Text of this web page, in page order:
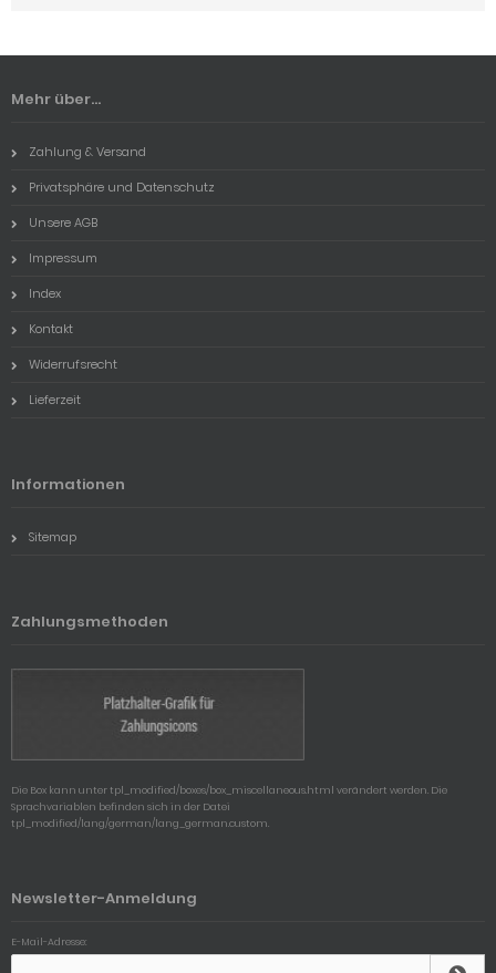
Mehr über...
Zahlung & Versand
Privatsphäre und Datenschutz
Unsere AGB
Impressum
Index
Kontakt
Widerrufsrecht
Lieferzeit
Informationen
Sitemap
Zahlungsmethoden
Die Box kann unter tpl_modified/boxes/box_miscellaneous.html verändert werden. Die
Sprachvariablen befinden sich in der Datei
tpl_modified/lang/german/lang_german.custom.
Newsletter-Anmeldung
E-Mail-Adresse: